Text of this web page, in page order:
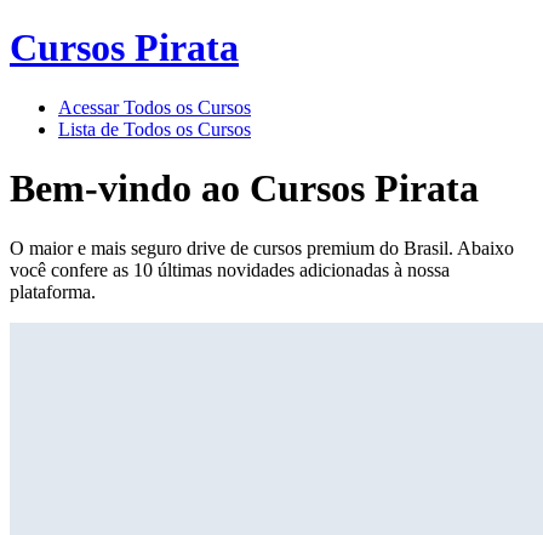
Cursos Pirata
Acessar Todos os Cursos
Lista de Todos os Cursos
Bem-vindo ao Cursos Pirata
O maior e mais seguro drive de cursos premium do Brasil. Abaixo
você confere as 10 últimas novidades adicionadas à nossa
plataforma.